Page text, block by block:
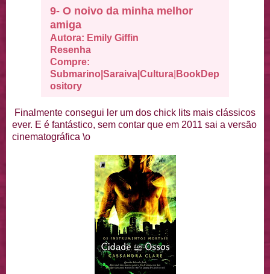
9- O noivo da minha melhor
amiga
Autora: Emily Giffin
Resenha
Compre:
Submarino |Saraiva |Cultura BookDep
ository
Finalmente consegui ler um dos chick lits mais clássicos
ever. E é fantástico, sem contar que em 2011 sai a versão
cinematográfica \o